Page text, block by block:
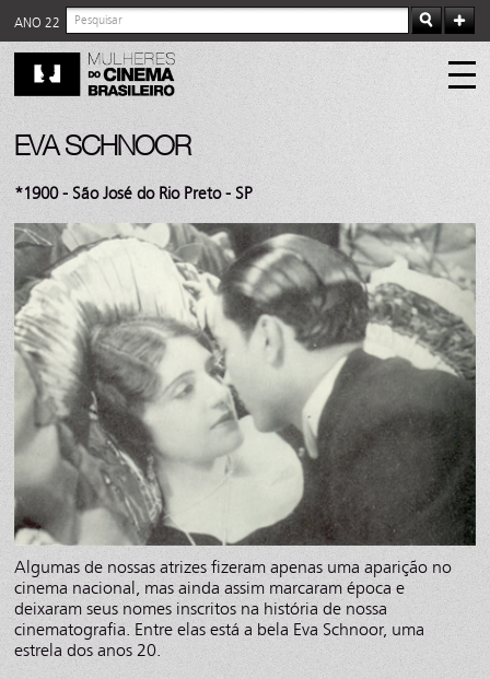
ANO 22
EVA SCHNOOR
*1900 - São José do Rio Preto - SP
Algumas de nossas atrizes fizeram apenas uma aparição no
cinema nacional, mas ainda assim marcaram época e
deixaram seus nomes inscritos na história de nossa
cinematografia. Entre elas está a bela Eva Schnoor, uma
estrela dos anos 20.